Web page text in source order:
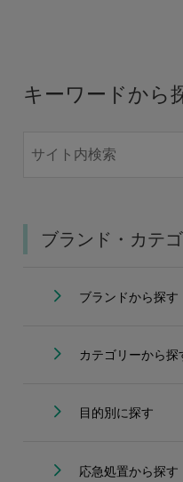
キーワードから
ブランド・カテ
ブランドから探す
カテゴリーから探
目的別に探す
応急処置から探す